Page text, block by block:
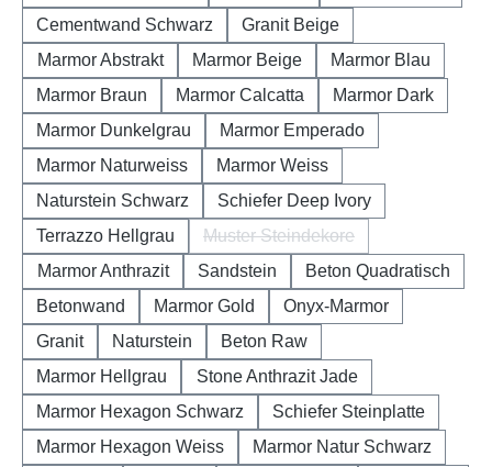
Cementwand Schwarz
Granit Beige
Marmor Abstrakt
Marmor Beige
Marmor Blau
Marmor Braun
Marmor Calcatta
Marmor Dark
Marmor Dunkelgrau
Marmor Emperado
Marmor Naturweiss
Marmor Weiss
Naturstein Schwarz
Schiefer Deep Ivory
Terrazzo Hellgrau
Muster Steindekore
(Diese Option ist zurzeit nicht
Marmor Anthrazit Sandstein
Beton Quadratisch
Betonwand
Marmor Gold
Onyx-Marmor
Granit
Naturstein
Beton Raw
Marmor Hellgrau
Stone Anthrazit Jade
Marmor Hexagon Schwarz
Schiefer Steinplatte
Marmor Hexagon Weiss
Marmor Natur Schwarz